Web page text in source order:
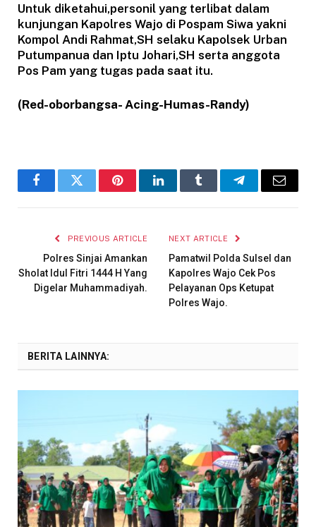
Untuk diketahui,personil yang terlibat dalam
kunjungan Kapolres Wajo di Pospam Siwa yakni
Kompol Andi Rahmat,SH selaku Kapolsek Urban
Putumpanua dan Iptu Johari,SH serta anggota
Pos Pam yang tugas pada saat itu.
(Red-oborbangsa- Acing-Humas-Randy)
FacebookTwitter PinterestLinkedInTumblr TelegramEmail
PREVIOUS ARTICLE
Polres Sinjai Amankan
Sholat Idul Fitri 1444 H Yang
Digelar Muhammadiyah.
NEXT ARTICLE
Pamatwil Polda Sulsel dan
Kapolres Wajo Cek Pos
Pelayanan Ops Ketupat
Polres Wajo.
BERITA LAINNYA: